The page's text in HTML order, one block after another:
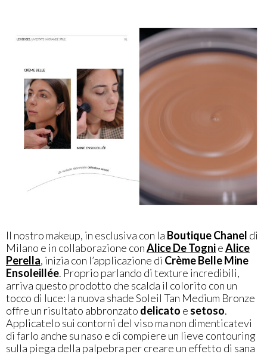
Il nostro makeup, in esclusiva con la Boutique Chanel di
Milano e in collaborazione conAlice De TognieAlice
Perella, inizia con l’applicazione di Crème Belle Mine
Ensoleillée. Proprio parlando di texture incredibili,
arriva questo prodotto che scalda il colorito con un
tocco di luce: la nuova shade Soleil Tan Medium Bronze
offre un risultato abbronzato delicato e setoso.
Applicatelo sui contorni del viso ma non dimenticatevi
di farlo anche su naso e di compiere un lieve contouring
sulla piega della palpebra per creare un effetto di sana